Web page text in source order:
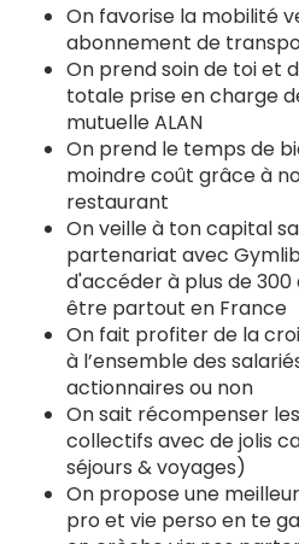
On favorise la mobilité
abonnement de
On prend soin de toi et
totale prise en charge
mutuelle ALAN
On prend le temps de
moindre coût grâce à
restaurant
On veille à ton capital
partenariat avec
d'accéder à plus de
être partout en France
On fait profiter de la
à l’ensemble des
actionnaires ou non
On sait récompenser
collectifs avec de jolis
séjours & voyages)
On propose une
pro et vie perso en te